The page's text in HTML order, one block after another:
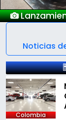
Noticias
Colombia